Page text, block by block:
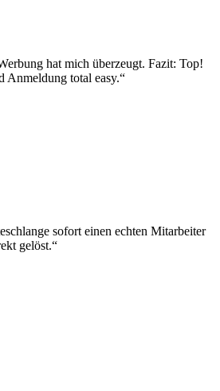
hat mich überzeugt. Fazit: Top!
Anmeldung total easy.“
sofort einen echten Mitarbeiter
gelöst.“